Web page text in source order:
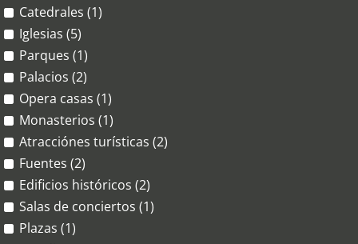
Catedrales (1)
Iglesias (5)
Parques (1)
Palacios (2)
Opera casas (1)
Monasterios (1)
Atracciónes turísticas (2)
Fuentes (2)
Edificios históricos (2)
Salas de conciertos (1)
Plazas (1)